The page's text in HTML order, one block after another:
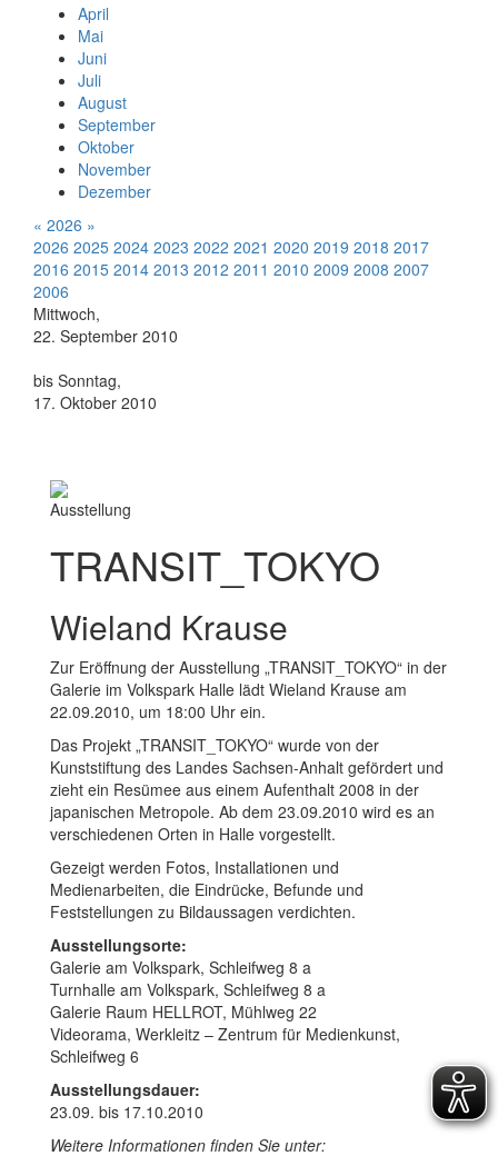
April
Mai
Juni
Juli
August
September
Oktober
November
Dezember
« 2026 »
2026 2025 2024 2023 2022 2021 2020 2019 2018 2017
2016 2015 2014 2013 2012 2011 2010 2009 2008 2007
2006
Mittwoch,
22. September 2010
bis Sonntag,
17. Oktober 2010
Ausstellung
TRANSIT_TOKYO
Wieland Krause
Zur Eröffnung der Ausstellung „TRANSIT_TOKYO“ in der
Galerie im Volkspark Halle lädt Wieland Krause am
22.09.2010, um 18:00 Uhr ein.
Das Projekt „TRANSIT_TOKYO“ wurde von der
Kunststiftung des Landes Sachsen-Anhalt gefördert und
zieht ein Resümee aus einem Aufenthalt 2008 in der
japanischen Metropole. Ab dem 23.09.2010 wird es an
verschiedenen Orten in Halle vorgestellt.
Gezeigt werden Fotos, Installationen und
Medienarbeiten, die Eindrücke, Befunde und
Feststellungen zu Bildaussagen verdichten.
Ausstellungsorte:
Galerie am Volkspark, Schleifweg 8 a
Turnhalle am Volkspark, Schleifweg 8 a
Galerie Raum HELLROT, Mühlweg 22
Videorama, Werkleitz – Zentrum für Medienkunst,
Schleifweg 6
Ausstellungsdauer:
23.09. bis 17.10.2010
Weitere Informationen finden Sie unter: